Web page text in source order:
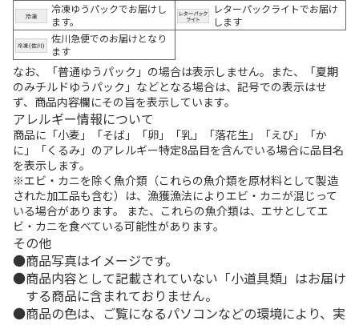
冷凍ゆうパックでお届けし
ます。
レターパックライトでお届け
します
佐川急便でのお届けとなり
ます
なお、「普通ゆうパック」の場合は表示しません。また、「夏期
のみチルドゆうパック」などとなる場合は、記号での表示はせ
ず、商品内容欄にその旨を表示しています。
アレルギー情報について
商品に「小麦」「そば」「卵」「乳」「落花生」「えび」「か
に」「くるみ」のアレルギー特定8品目を含んでいる場合に品目名
を表示します。
※エビ・カニを除く魚介類（これらの魚介類を原材料として製造
された加工品も含む）は、漁獲漁法によりエビ・カニが混じって
いる場合があります。 また、これらの魚介類は、エサとしてエ
ビ・カニを食べている可能性があります。
その他
商品写真はイメージです。
商品内容として記載されていない「小道具類」はお届け
する商品に含まれておりません。
商品の色は、ご覧になるパソコンなどの環境により、実